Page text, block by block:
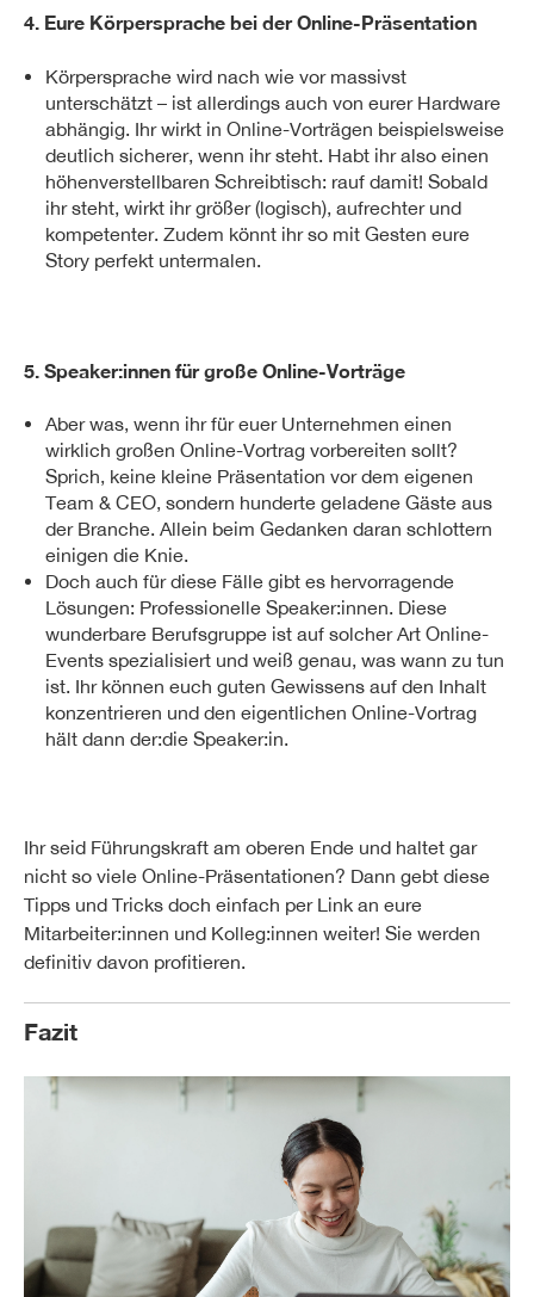
4. Eure Körpersprache bei der Online-Präsentation
Körpersprache wird nach wie vor massivst
unterschätzt – ist allerdings auch von eurer Hardware
abhängig. Ihr wirkt in Online-Vorträgen beispielsweise
deutlich sicherer, wenn ihr steht. Habt ihr also einen
höhenverstellbaren Schreibtisch: rauf damit! Sobald
ihr steht, wirkt ihr größer (logisch), aufrechter und
kompetenter. Zudem könnt ihr so mit Gesten eure
Story perfekt untermalen.
5. Speaker:innen für große Online-Vorträge
Aber was, wenn ihr für euer Unternehmen einen
wirklich großen Online-Vortrag vorbereiten sollt?
Sprich, keine kleine Präsentation vor dem eigenen
Team & CEO, sondern hunderte geladene Gäste aus
der Branche. Allein beim Gedanken daran schlottern
einigen die Knie.
Doch auch für diese Fälle gibt es hervorragende
Lösungen: Professionelle Speaker:innen. Diese
wunderbare Berufsgruppe ist auf solcher Art Online-
Events spezialisiert und weiß genau, was wann zu tun
ist. Ihr können euch guten Gewissens auf den Inhalt
konzentrieren und den eigentlichen Online-Vortrag
hält dann der:die Speaker:in.
Ihr seid Führungskraft am oberen Ende und haltet gar
nicht so viele Online-Präsentationen? Dann gebt diese
Tipps und Tricks doch einfach per Link an eure
Mitarbeiter:innen und Kolleg:innen weiter! Sie werden
definitiv davon profitieren.
Fazit